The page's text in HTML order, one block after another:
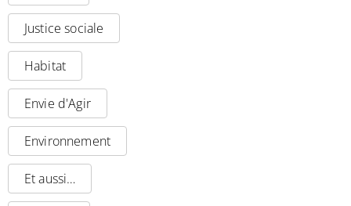
Justice sociale
Habitat
Envie d'Agir
Environnement
Et aussi…